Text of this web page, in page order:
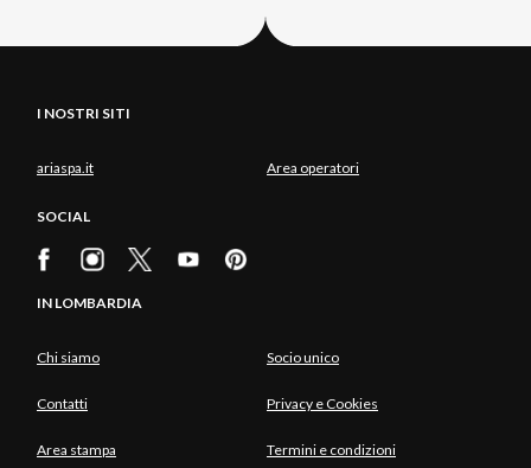
I NOSTRI SITI
ariaspa.it Area operatori
SOCIAL
IN LOMBARDIA
Chi siamo Socio unico
Contatti Privacy e Cookies
Area stampa Termini e condizioni